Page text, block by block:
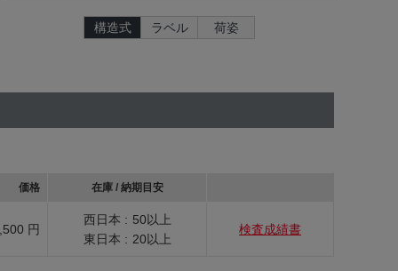
構造式 ラベル 荷姿
価格 在庫 / 納期目安
円
西日本 : 50以上
東日本 : 20以上
検査成績書